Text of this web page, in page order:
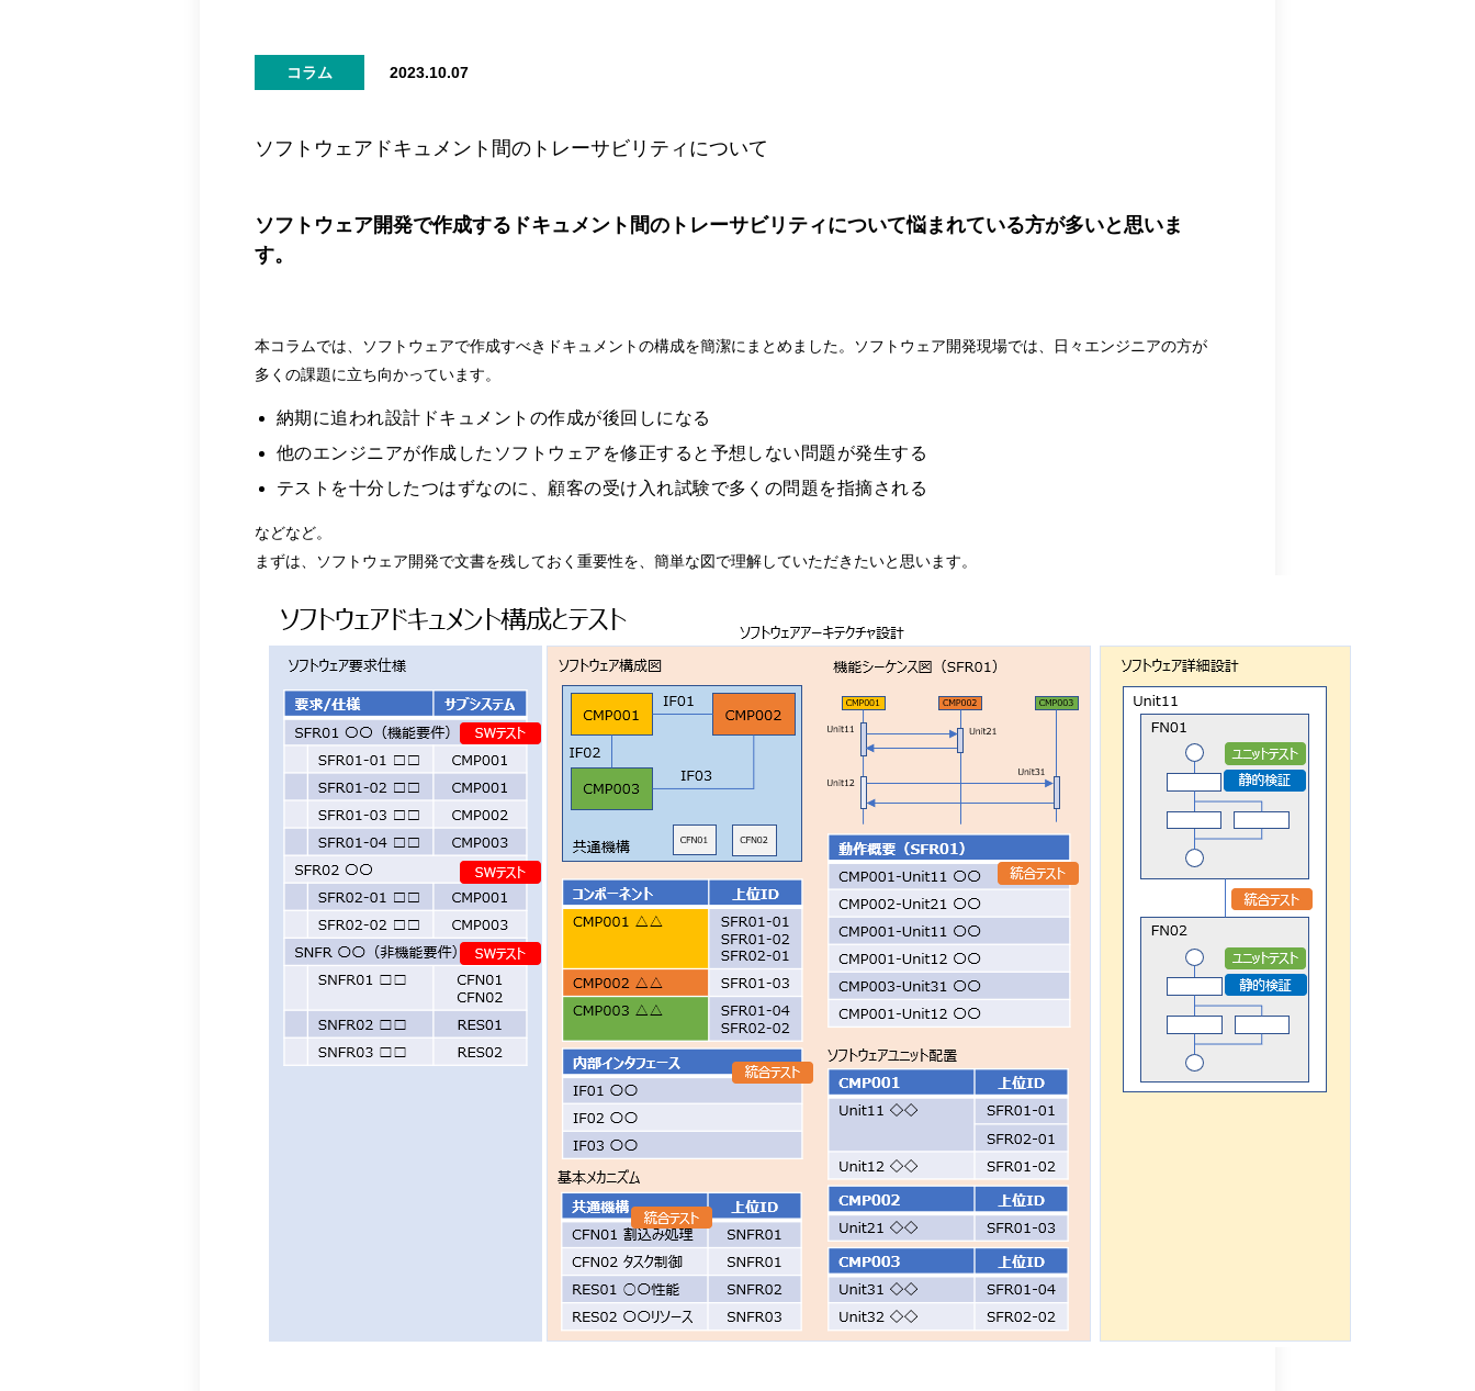
コラム 2023.10.07
ソフトウェアドキュメント間のトレーサビリティについて
ソフトウェア開発で作成するドキュメント間のトレーサビリティについて悩まれている方が多いと思いま
す。
本コラムでは、ソフトウェアで作成すべきドキュメントの構成を簡潔にまとめました。ソフトウェア開発現場では、日々エンジニアの方が
多くの課題に立ち向かっています。
納期に追われ設計ドキュメントの作成が後回しになる
他のエンジニアが作成したソフトウェアを修正すると予想しない問題が発生する
テストを十分したつはずなのに、顧客の受け入れ試験で多くの問題を指摘される
などなど。
まずは、ソフトウェア開発で文書を残しておく重要性を、簡単な図で理解していただきたいと思います。